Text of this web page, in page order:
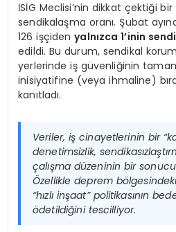
İSİG Meclisi’nin dikkat çektiği
sendikalaşma oranı. Şubat
126 işçidenyalnızca 1’inin
edildi. Bu durum, sendikal
yerlerinde iş güvenliğinin
inisiyatifine (veya ihmaline)
kanıtladı.
Veriler, iş cinayetlerinin bir
denetimsizlik,
çalışma düzeninin bir
Özellikle deprem
“hızlı inşaat” politikasının
ödetildiğini tescilliyor.